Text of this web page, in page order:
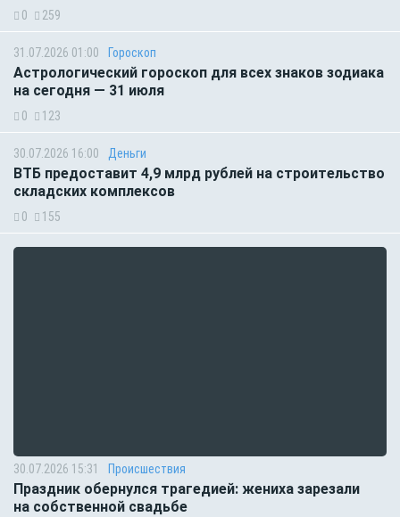
0 259
31.07.2026 01:00 Гороскоп
Астрологический гороскоп для всех знаков зодиака
на сегодня — 31 июля
0 123
30.07.2026 16:00 Деньги
ВТБ предоставит 4,9 млрд рублей на строительство
складских комплексов
0 155
30.07.2026 15:31 Происшествия
Праздник обернулся трагедией: жениха зарезали
на собственной свадьбе